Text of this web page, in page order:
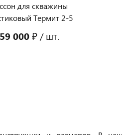
для скважины
Термит 2-5
59 000 ₽/ шт.